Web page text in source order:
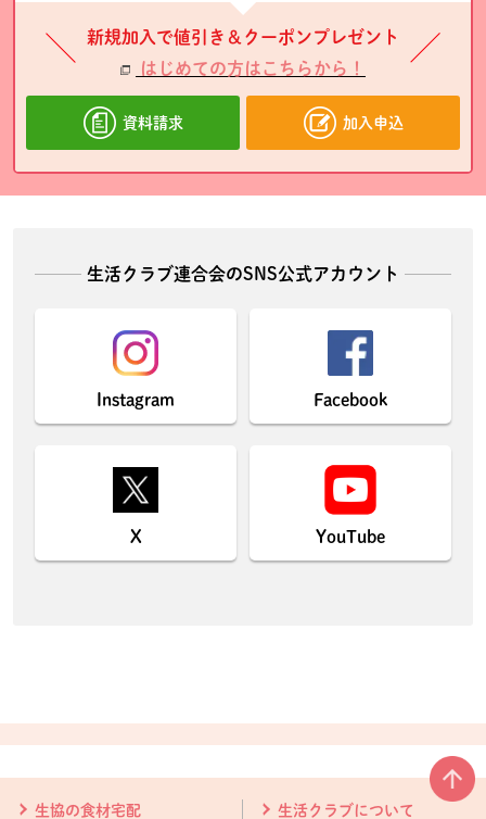
新規加入で値引き＆クーポンプレゼント
はじめての方はこちらから！
資料請求 加入申込
生活クラブ連合会のSNS公式アカウント
Instagram Facebook
X YouTube
生協の食材宅配
生活クラブについて